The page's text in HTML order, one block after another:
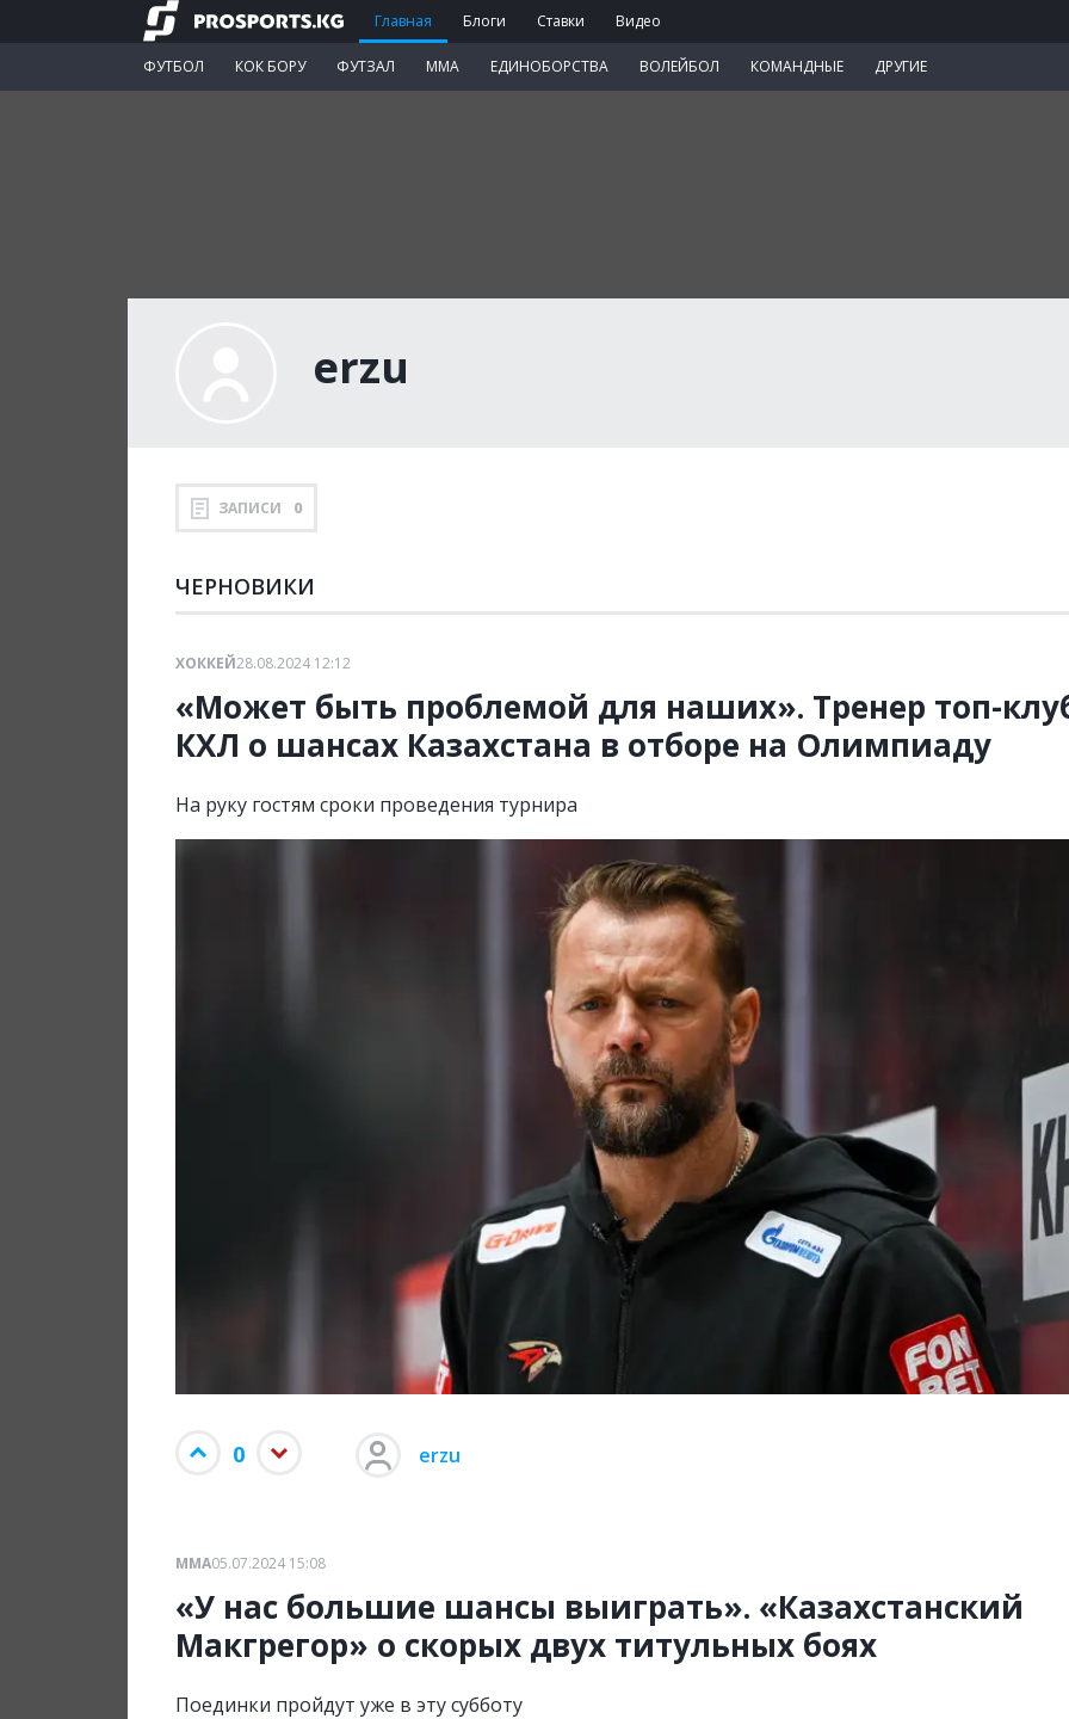
Главная Блоги Ставки Видео
ФУТБОЛ КОК БОРУ ФУТЗАЛ ММА ЕДИНОБОРСТВА ВОЛЕЙБОЛ КОМАНДНЫЕ ДРУГИЕ
erzu
ЗАПИСИ 0
ЧЕРНОВИКИ
ХОККЕЙ28.08.2024 12:12
«Может быть проблемой для наших». Тренер топ-
КХЛ о шансах Казахстана в отборе на Олимпиаду
На руку гостям сроки проведения турнира
0 erzu
ММА05.07.2024 15:08
«У нас большие шансы выиграть». «Казахстанский
Макгрегор» о скорых двух титульных боях
Поединки пройдут уже в эту субботу